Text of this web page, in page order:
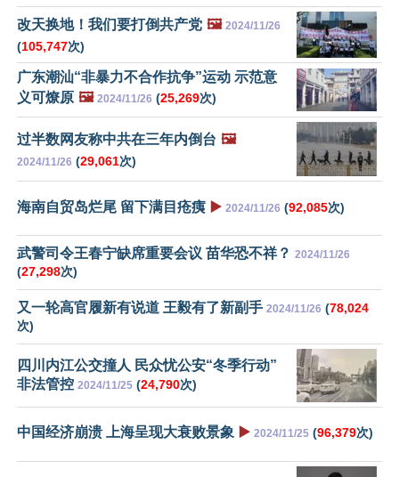
改天换地！我们要打倒共产党 🖼️ 2024/11/26
(105,747次)
广东潮汕“非暴力不合作抗争”运动 示范意
义可燎原 🖼️ 2024/11/26 (25,269次)
过半数网友称中共在三年内倒台 🖼️
2024/11/26 (29,061次)
海南自贸岛烂尾 留下满目疮痍 ▶️ 2024/11/26 (92,085次)
武警司令王春宁缺席重要会议 苗华恐不祥？ 2024/11/26
(27,298次)
又一轮高官履新有说道 王毅有了新副手 2024/11/26 (78,024
次)
四川内江公交撞人 民众忧公安“冬季行动”
非法管控 2024/11/25 (24,790次)
中国经济崩溃 上海呈现大衰败景象 ▶️ 2024/11/25 (96,379次)